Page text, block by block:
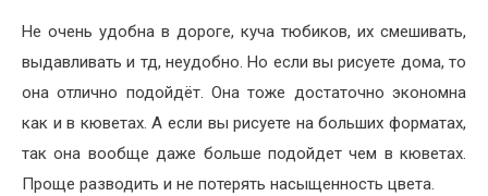
Не очень удобна в дороге, куча тюбиков, их смешивать,
выдавливать и тд, неудобно. Но если вы рисуете дома, то
она отлично подойдёт. Она тоже достаточно экономна
как и в кюветах. А если вы рисуете на больших форматах,
так она вообще даже больше подойдет чем в кюветах.
Проще разводить и не потерять насыщенность цвета.